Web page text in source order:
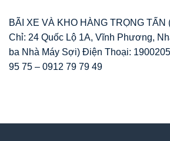
BÃI XE VÀ KHO HÀNG TRỌNG
Chỉ: 24 Quốc Lộ 1A, Vĩnh Phương,
ba Nhà Máy Sợi) Điện Thoại:
95 75 – 0912 79 79 49